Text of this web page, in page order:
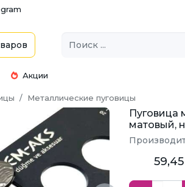
Акции
Металлические пуговицы
Пуговица
матовый,
59,45